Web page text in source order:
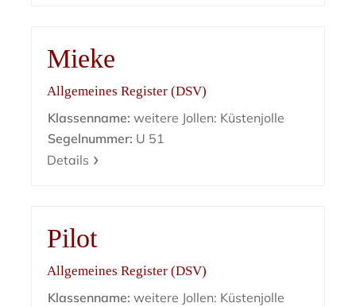
Mieke
Allgemeines Register (DSV)
Klassenname: weitere Jollen: Küstenjolle
Segelnummer: U 51
Details
Pilot
Allgemeines Register (DSV)
Klassenname: weitere Jollen: Küstenjolle